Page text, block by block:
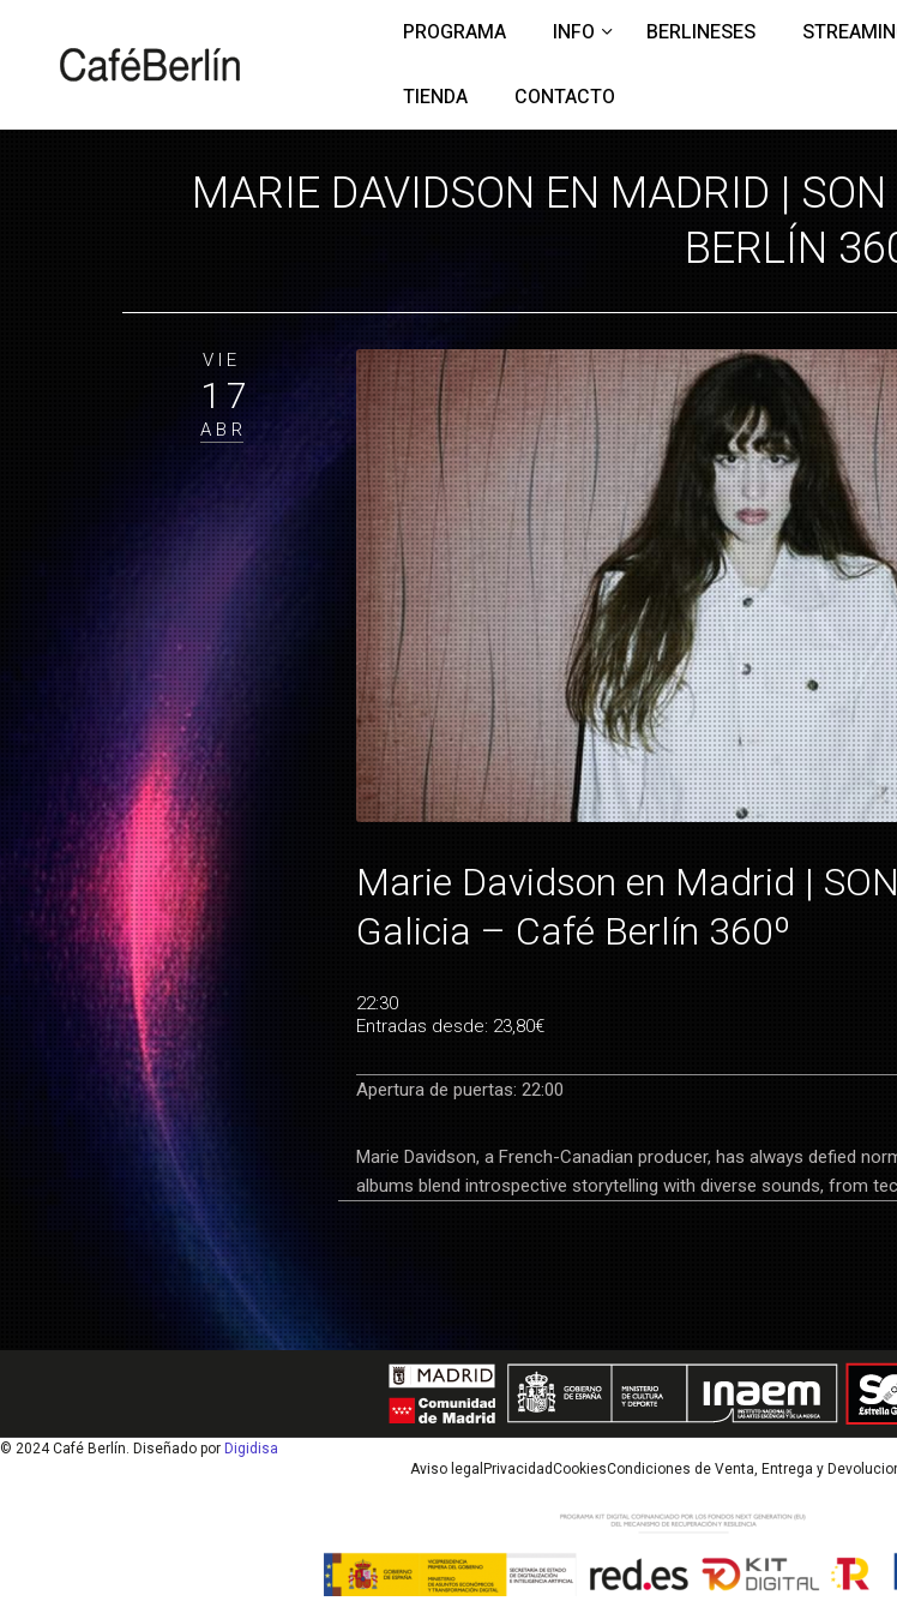
PROGRAMA INFO BERLINESES
TIENDA CONTACTO
MARIE DAVIDSON EN MADRID |
BERLÍN
VIE
17
ABR
Marie Davidson en Madrid |
Galicia – Café Berlín 360º
22:30
Entradas desde: 23,80€
Apertura de puertas: 22:00
Marie Davidson, a French-Canadian producer, has always defied
albums blend introspective storytelling with diverse sounds, from
© 2024 Café Berlín. Diseñado por Digidisa
Aviso legal PrivacidadCookiesCondiciones de Venta, Entrega y